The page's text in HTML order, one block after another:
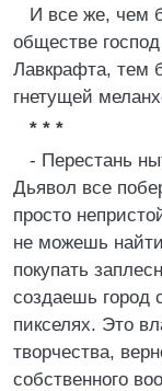
И все же, чем
обществе
Лавкрафта, тем
гнетущей
* * *
- Перестань
Дьявол все
просто
не можешь
покупать
создаешь город
пикселях. Это
творчества,
собственного